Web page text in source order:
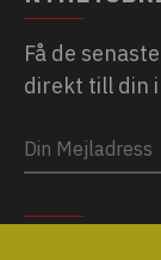
Få de
direkt till din